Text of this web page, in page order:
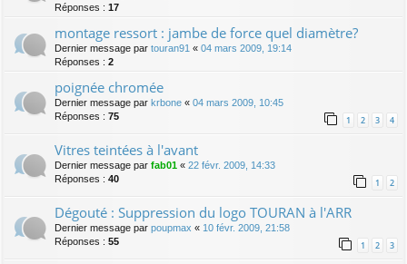
Réponses : 17
montage ressort : jambe de force quel diamètre?
Dernier message par touran91 « 04 mars 2009, 19:14
Réponses : 2
poignée chromée
Dernier message par krbone « 04 mars 2009, 10:45
Réponses : 75 1 2 3 4
Vitres teintées à l'avant
Dernier message par fab01 « 22 févr. 2009, 14:33
Réponses : 40 1 2
Dégouté : Suppression du logo TOURAN à l'ARR
Dernier message par poupmax « 10 févr. 2009, 21:58
Réponses : 55 1 2 3